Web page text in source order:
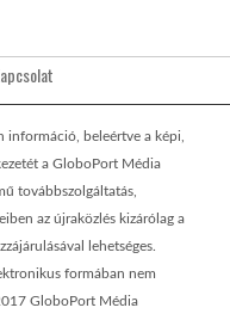
beleértve a képi,
a GloboPort Média
továbbszolgáltatás,
az újraközlés kizárólag a
lehetséges.
formában nem
GloboPort Média